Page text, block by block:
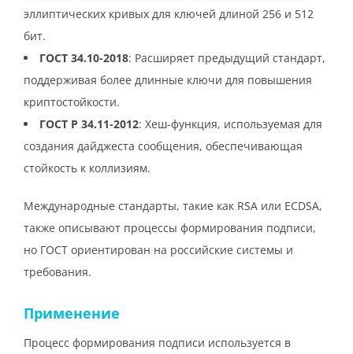
эллиптических кривых для ключей длиной 256 и 512
бит.
ГОСТ 34.10-2018: Расширяет предыдущий стандарт,
поддерживая более длинные ключи для повышения
криптостойкости.
ГОСТ Р 34.11-2012: Хеш-функция, используемая для
создания дайджеста сообщения, обеспечивающая
стойкость к коллизиям.
Международные стандарты, такие как RSA или ECDSA,
также описывают процессы формирования подписи,
но ГОСТ ориентирован на российские системы и
требования.
Применение
Процесс формирования подписи используется в